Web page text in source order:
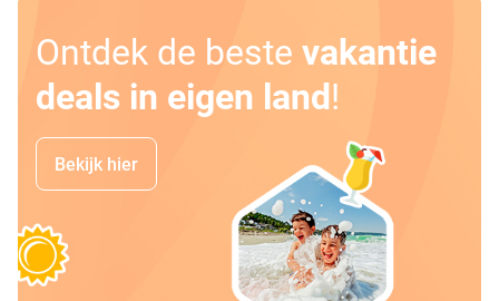
Ontdek de beste vakantie
deals in eigen land!
Bekijk hier